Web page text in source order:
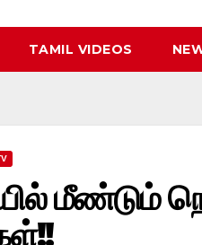
TAMIL VIDEOS
மீண்டும்